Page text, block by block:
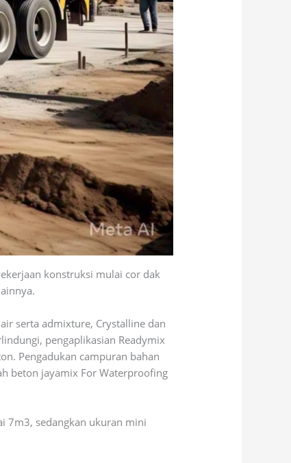
konstruksi mulai cor dak
serta admixture, Crystalline dan
pengaplikasian Readymix
Pengadukan campuran bahan
beton jayamix For Waterproofing
7m3, sedangkan ukuran mini